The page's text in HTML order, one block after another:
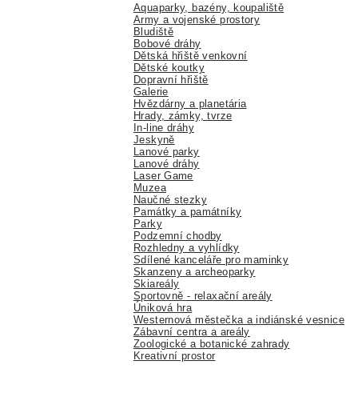
Aquaparky, bazény, koupaliště
Army a vojenské prostory
Bludiště
Bobové dráhy
Dětská hřiště venkovní
Dětské koutky
Dopravní hřiště
Galerie
Hvězdárny a planetária
Hrady, zámky, tvrze
In-line dráhy
Jeskyně
Lanové parky
Lanové dráhy
Laser Game
Muzea
Naučné stezky
Památky a památníky
Parky
Podzemní chodby
Rozhledny a vyhlídky
Sdílené kanceláře pro maminky
Skanzeny a archeoparky
Skiareály
Sportovně - relaxační areály
Úniková hra
Westernová městečka a indiánské vesnice
Zábavní centra a areály
Zoologické a botanické zahrady
Kreativní prostor